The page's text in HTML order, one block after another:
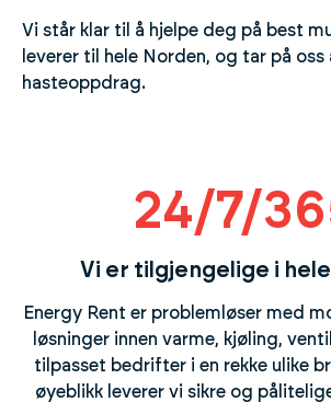
Vi står klar til å hjelpe deg på best
leverer til hele Norden, og tar på oss
hasteoppdrag.
24/7/
Vi er tilgjengelige i
Energy Rent er problemløser med
løsninger innen varme, kjøling,
tilpasset bedrifter i en rekke ulike
øyeblikk leverer vi sikre og